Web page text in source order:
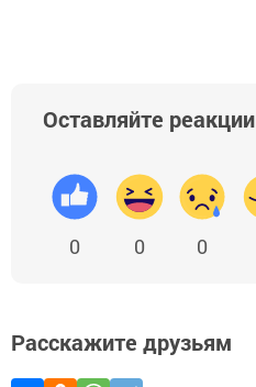
Оставляйте реакции
0 0 0
Расскажите друзьям